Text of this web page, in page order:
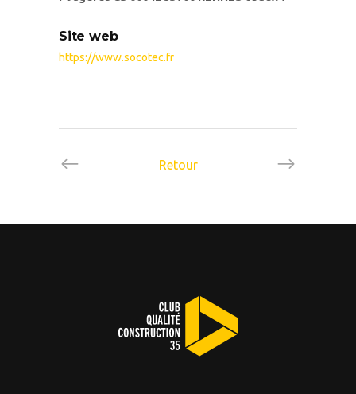
Site web
https://www.socotec.fr
Retour